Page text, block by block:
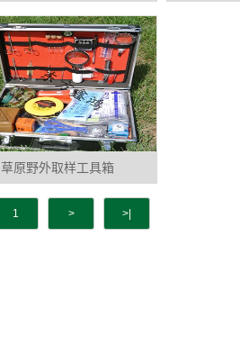
草原野外取样工具箱
1 > >|